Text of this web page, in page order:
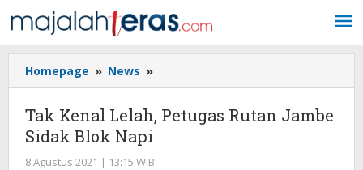
ke
konten
Homepage » News »
Kenal
Petugas
Tak Kenal Lelah, Petugas Rutan Jambe
Sidak Blok Napi
8 Agustus 2021 | 13:15 WIB